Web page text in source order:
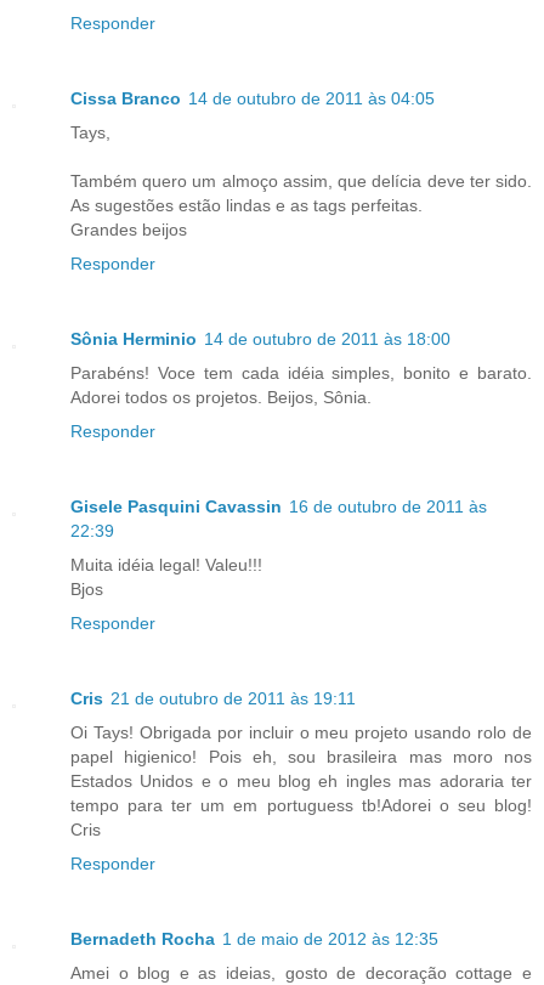
Responder
Cissa Branco 14 de outubro de 2011 às 04:05
Tays,
Também quero um almoço assim, que delícia deve ter sido.
As sugestões estão lindas e as tags perfeitas.
Grandes beijos
Responder
Sônia Herminio 14 de outubro de 2011 às 18:00
Parabéns! Voce tem cada idéia simples, bonito e barato.
Adorei todos os projetos. Beijos, Sônia.
Responder
Gisele Pasquini Cavassin 16 de outubro de 2011 às
22:39
Muita idéia legal! Valeu!!!
Bjos
Responder
Cris 21 de outubro de 2011 às 19:11
Oi Tays! Obrigada por incluir o meu projeto usando rolo de
papel higienico! Pois eh, sou brasileira mas moro nos
Estados Unidos e o meu blog eh ingles mas adoraria ter
tempo para ter um em portuguess tb!Adorei o seu blog!
Cris
Responder
Bernadeth Rocha 1 de maio de 2012 às 12:35
Amei o blog e as ideias, gosto de decoração cottage e